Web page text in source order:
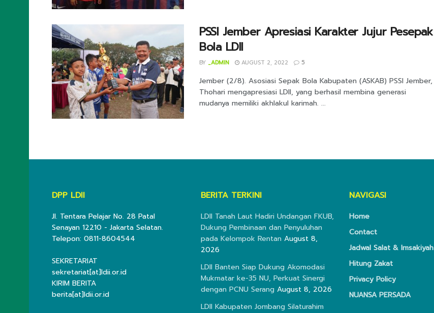
PSSI Jember Apresiasi Karakter Jujur Pesepak
Bola LDII
BY _ADMIN AUGUST 2, 2022 5
Jember (2/8). Asosiasi Sepak Bola Kabupaten (ASKAB) PSSI Jember,
Thohari mengapresiasi LDII, yang berhasil membina generasi
mudanya memiliki akhlakul karimah. ...
DPP LDII
Jl. Tentara Pelajar No. 28 Patal
Senayan 12210 - Jakarta Selatan.
Telepon: 0811-8604544
SEKRETARIAT
sekretariat[at]ldii.or.id
KIRIM BERITA
berita[at]ldii.or.id
BERITA TERKINI
LDII Tanah Laut Hadiri Undangan FKUB,
Dukung Pembinaan dan Penyuluhan
pada Kelompok Rentan August 8,
2026
LDII Banten Siap Dukung Akomodasi
Mukmatar ke-35 NU, Perkuat Sinergi
dengan PCNU Serang August 8, 2026
LDII Kabupaten Jombang Silaturahim
NAVIGASI
Home
Contact
Jadwal Salat & Imsakiyah
Hitung Zakat
Privacy Policy
NUANSA PERSADA